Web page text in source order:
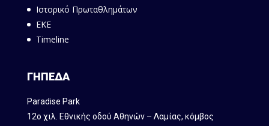
Ιστορικό Πρωταθλημάτων
ΕΚΕ
Timeline
ΓΗΠΕΔΑ
Paradise Park
12ο χιλ. Εθνικής οδού Αθηνών – Λαμίας, κόμβος